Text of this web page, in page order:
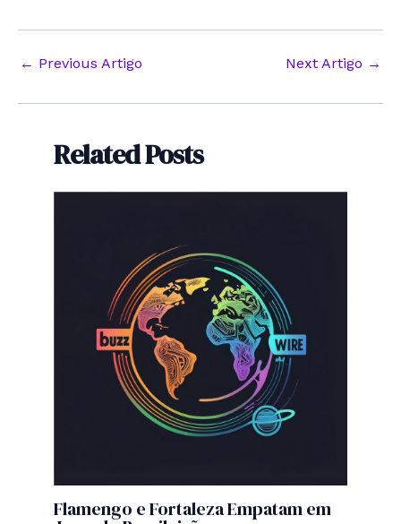
Post
← Previous Artigo Next Artigo →
Related Posts
Flamengo e Fortaleza Empatam em